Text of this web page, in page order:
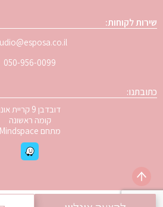
שירות לקוחות:
050-956-0099
כתובתנו:
דובדבן 9 קריית אונו
קומה ראשונה
מתחם Mindspace